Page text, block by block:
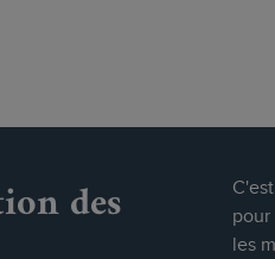
des
les